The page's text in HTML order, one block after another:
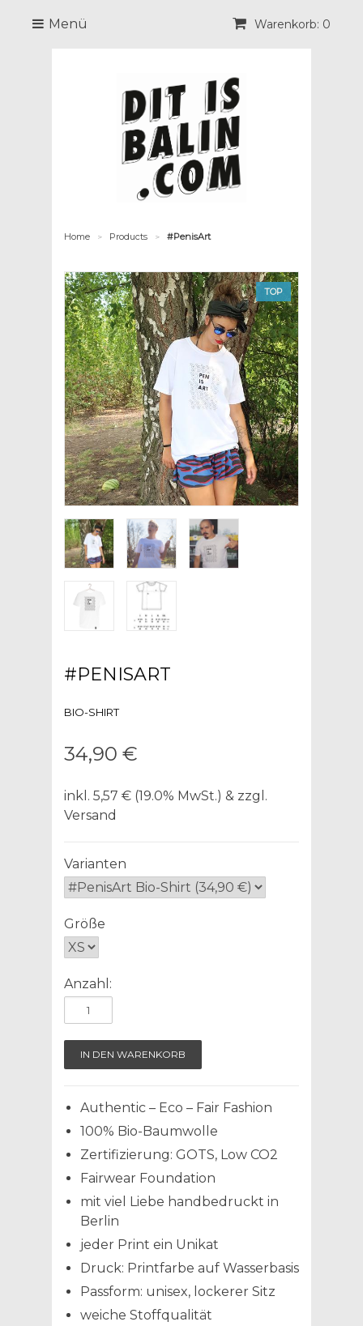
Warenkorb: 0
Menü
Home > Products > #PenisArt
TOP
#PENISART
BIO-SHIRT
34,90 €
inkl. 5,57 € (19.0% MwSt.) & zzgl.
Versand
Varianten
Größe
Anzahl:
Authentic – Eco – Fair Fashion
100% Bio-Baumwolle
Zertifizierung: GOTS, Low CO2
Fairwear Foundation
mit viel Liebe handbedruckt in
Berlin
jeder Print ein Unikat
Druck: Printfarbe auf Wasserbasis
Passform: unisex, lockerer Sitz
weiche Stoffqualität